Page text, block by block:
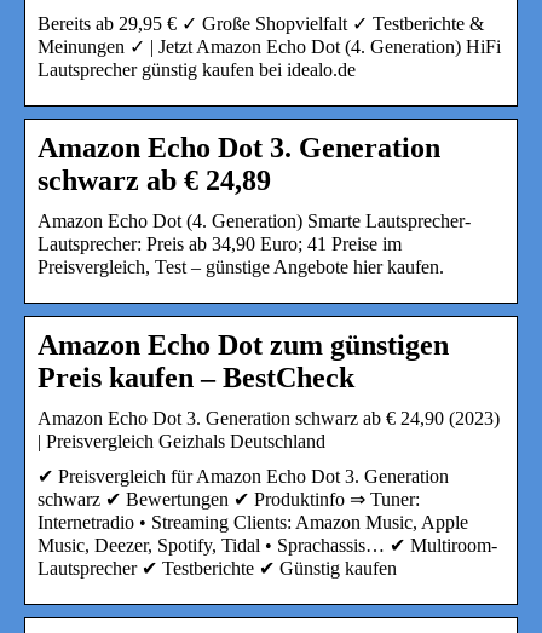
Bereits ab 29,95 € ✓ Große Shopvielfalt ✓ Testberichte &
Meinungen ✓ | Jetzt Amazon Echo Dot (4. Generation) HiFi
Lautsprecher günstig kaufen bei idealo.de
Amazon Echo Dot 3. Generation
schwarz ab € 24,89
Amazon Echo Dot (4. Generation) Smarte Lautsprecher-
Lautsprecher: Preis ab 34,90 Euro; 41 Preise im
Preisvergleich, Test – günstige Angebote hier kaufen.
Amazon Echo Dot zum günstigen
Preis kaufen – BestCheck
Amazon Echo Dot 3. Generation schwarz ab € 24,90 (2023)
| Preisvergleich Geizhals Deutschland
✔ Preisvergleich für Amazon Echo Dot 3. Generation
schwarz ✔ Bewertungen ✔ Produktinfo ⇒ Tuner:
Internetradio • Streaming Clients: Amazon Music, Apple
Music, Deezer, Spotify, Tidal • Sprachassis… ✔ Multiroom-
Lautsprecher ✔ Testberichte ✔ Günstig kaufen